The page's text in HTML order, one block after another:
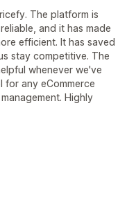
The platform is
and it has made
efficient. It has saved
stay competitive. The
whenever we've
for any eCommerce
Highly